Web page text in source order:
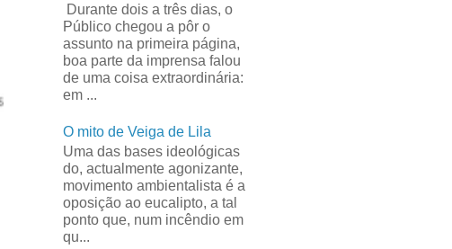
Durante dois a três dias, o
Público chegou a pôr o
assunto na primeira página,
boa parte da imprensa falou
de uma coisa extraordinária:
em ...
O mito de Veiga de Lila
Uma das bases ideológicas
do, actualmente agonizante,
movimento ambientalista é a
oposição ao eucalipto, a tal
ponto que, num incêndio em
qu...